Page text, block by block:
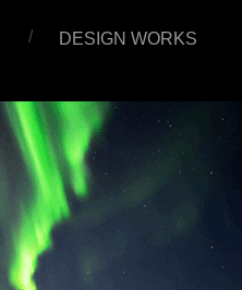
DESIGN WORKS